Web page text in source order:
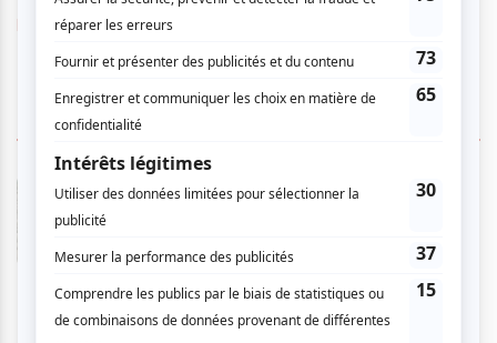
https://www.dimanchesduconte.com
1 COMMENTAIRE DE MEMBRE
Guy C. - 2026-04-21 09:53:52
année dans un contexte où un dialogue de
sourds est permis, mais on s'entend tous à
merveille et on fait de nouvelles découvertes
dans le monde de la communication. Merci de
nous présenter plus d'un moment parmi les plus